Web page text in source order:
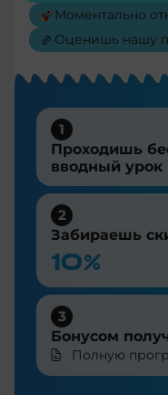
Моментально
Оценишь нашу
1
Проходишь
вводный урок
2
Забираешь
10%
3
Бонусом
Полную